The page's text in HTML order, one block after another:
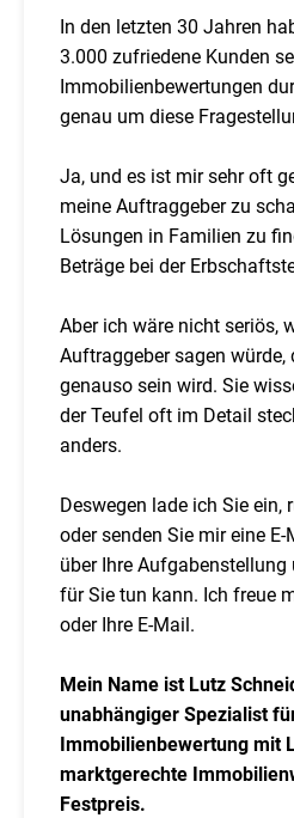
In den letzten 30 Jahren
3.000 zufriedene Kunden
Immobilienbewertungen
genau um diese
Ja, und es ist mir sehr oft
meine Auftraggeber zu
Lösungen in Familien zu
Beträge bei der
Aber ich wäre nicht seriös,
Auftraggeber sagen würde,
genauso sein wird. Sie
der Teufel oft im Detail
anders.
Deswegen lade ich Sie ein,
oder senden Sie mir eine
über Ihre
für Sie tun kann. Ich freue
oder Ihre E-Mail.
Mein Name ist Lutz
unabhängiger Spezialist
Immobilienbewertung mit
marktgerechte
Festpreis.